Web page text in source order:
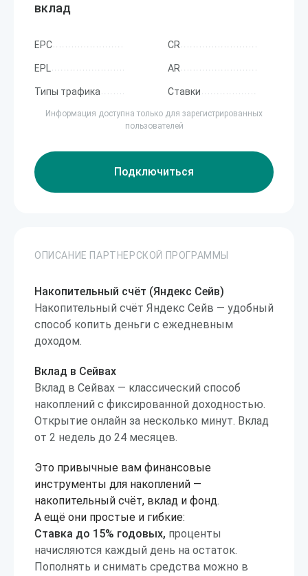
вклад
EPC CR
EPL AR
Типы трафика Ставки
Информация доступна только для зарегистрированных
пользователей
Подключиться
ОПИСАНИЕ ПАРТНЕРСКОЙ ПРОГРАММЫ
Накопительный счёт (Яндекс Сейв)
Накопительный счёт Яндекс Сейв — удобный
способ копить деньги с ежедневным
доходом.
Вклад в Сейвах
Вклад в Сейвах — классический способ
накоплений с фиксированной доходностью.
Открытие онлайн за несколько минут. Вклад
от 2 недель до 24 месяцев.
Это привычные вам финансовые
инструменты для накоплений —
накопительный счёт, вклад и фонд.
А ещё они простые и гибкие:
Ставка до 15% годовых, проценты
начисляются каждый день на остаток.
Пополнять и снимать средства можно в